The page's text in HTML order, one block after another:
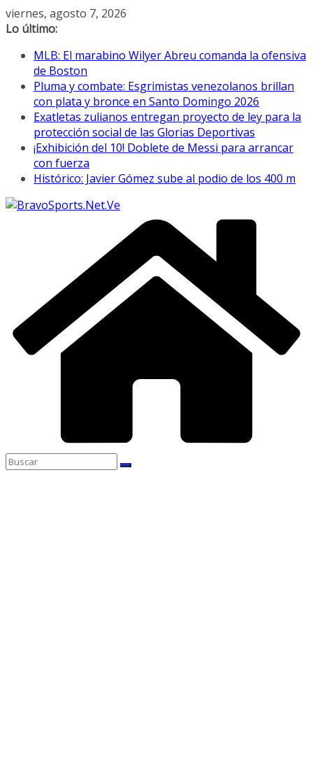
Saltar
al
viernes, agosto 7, 2026
Lo último:
MLB: El marabino Wilyer Abreu comanda la ofensiva
de Boston
Pluma y combate: Esgrimistas venezolanos brillan
con plata y bronce en Santo Domingo 2026
Exatletas zulianos entregan proyecto de ley para la
protección social de las Glorias Deportivas
¡Exhibición del 10! Doblete de Messi para arrancar
con fuerza
Histórico: Javier Gómez sube al podio de los 400 m